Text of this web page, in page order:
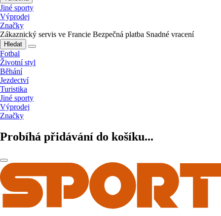
Jiné sporty
Výprodej
Značky
Zákaznický servis ve Francie Bezpečná platba Snadné vracení
Hledat
Fotbal
Životní styl
Běhání
Jezdectví
Turistika
Jiné sporty
Výprodej
Značky
Probíhá přidávání do košíku...